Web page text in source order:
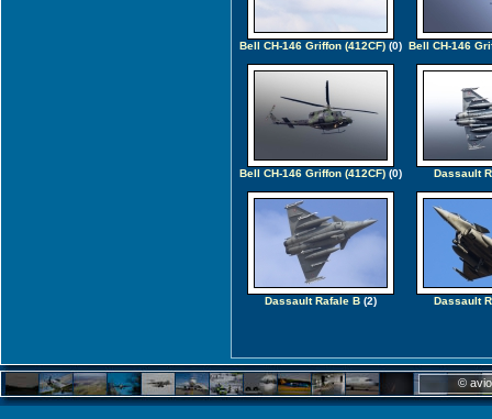
Bell CH-146 Griffon (412CF) (0) Bell CH-146
Bell CH-146 Griffon (412CF) (0) Dassault
Dassault Rafale B (2) Dassault
©